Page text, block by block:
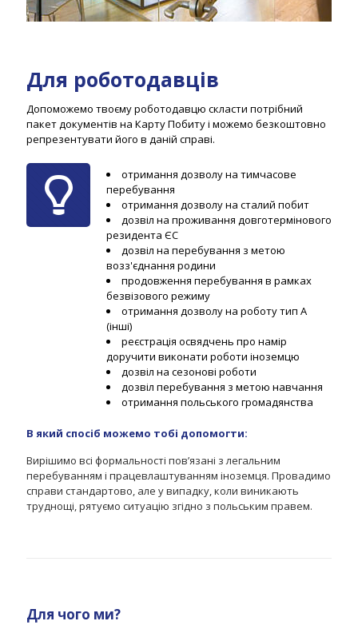
Для роботодавців
Допоможемо твоєму роботодавцю скласти потрібний
пакет документів на Карту Побиту і можемо безкоштовно
репрезентувати його в даній справі.
отримання дозволу на тимчасове
перебування
отримання дозволу на сталий побит
дозвіл на проживання довготермінового
резидента ЄС
дозвіл на перебування з метою
возз'єднання родини
продовження перебування в рамках
безвізового режиму
отримання дозволу на роботу тип А
(інші)
реєстрація освядчень про намір
доручити виконати роботи іноземцю
дозвіл на сезонові роботи
дозвіл перебування з метою навчання
отримання польського громадянства
В який спосіб можемо тобі допомогти:
Вирішимо всі формальності пов’язані з легальним
перебуванням і працевлаштуванням іноземця. Провадимо
справи стандартово, але у випадку, коли виникають
труднощі, рятуємо ситуацію згідно з польським правем.
Для чого ми?